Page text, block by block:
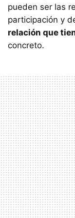
pueden ser las
participación y
relación que
concreto.